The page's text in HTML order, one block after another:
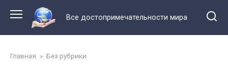
контенту
Все достопримечательности мира
Главная » Без рубрики